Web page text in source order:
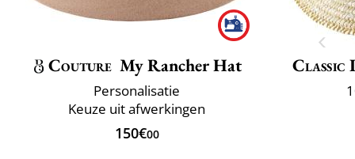
Couture My Rancher Hat
Personalisatie
Keuze uit afwerkingen
150€00
Classic